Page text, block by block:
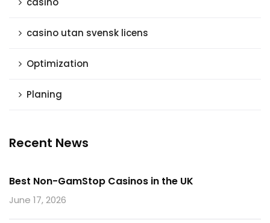
casino utan svensk licens
Optimization
Planing
Recent News
Best Non-GamStop Casinos in the UK
June 17, 2026